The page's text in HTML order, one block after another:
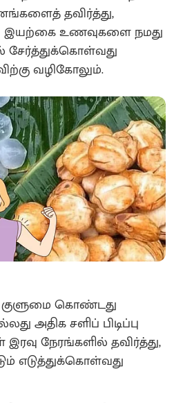
தவிர்த்து,
இயற்கை உணவுகளை நமது
வழிகோலும்.
குளுமை கொண்டது
அதிக சளிப் பிடிப்பு
நேரங்களில் தவிர்த்து,
எடுத்துக்கொள்வது